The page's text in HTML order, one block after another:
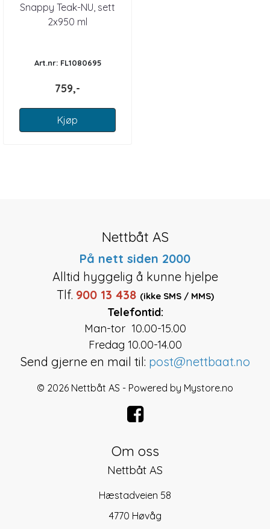
Snappy Teak-NU, sett
2x950 ml
Art.nr: FL1080695
759,-
Kjøp
Nettbåt AS
På nett siden 2000
Alltid hyggelig å kunne hjelpe
Tlf. 900 13 438 (ikke SMS / MMS)
Telefontid:
Man-tor 10.00-15.00
Fredag 10.00-14.00
Send gjerne en mail til: post@nettbaat.no
© 2026 Nettbåt AS - Powered by Mystore.no
Om oss
Nettbåt AS
Hæstadveien 58
4770 Høvåg